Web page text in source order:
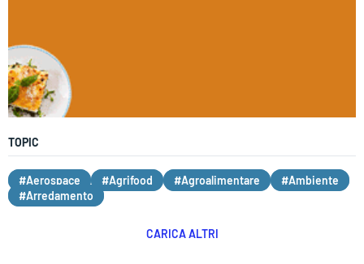
TOPIC
#Aerospace #Agrifood #Agroalimentare
#Ambiente
#Arredamento
CARICA ALTRI